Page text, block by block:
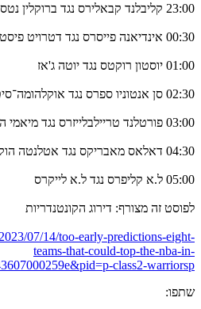
23:00 קליבלנד קבאלירס נגד ברוקלין נטס
00:30 אינדיאנה פייסרס נגד דטרויט פיסטונס
01:00 יוסטון רוקטס נגד יוטה ג'אז
02:30 סן אנטוניו ספרס נגד אוקלהומה־סיטי ת'אנדר
03:00 פורטלנד טריילבלייזרס נגד מיאמי היט
04:30 דאלאס מאבריקס נגד אטלנטה הוקס
05:00 ל.א קליפרס נגד ל.א לייקרס
לפוסט זה מצורף: דירוג הקונטנדריות
07/14/too-early-predictions-eight-
teams-that-could-top-the-nba-in-
class2-warriorsp
שתפו: